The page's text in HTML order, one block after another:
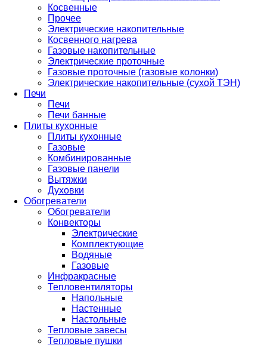
Косвенные
Прочее
Электрические накопительные
Косвенного нагрева
Газовые накопительные
Электрические проточные
Газовые проточные (газовые колонки)
Электрические накопительные (сухой ТЭН)
Печи
Печи
Печи банные
Плиты кухонные
Плиты кухонные
Газовые
Комбинированные
Газовые панели
Вытяжки
Духовки
Обогреватели
Обогреватели
Конвекторы
Электрические
Комплектующие
Водяные
Газовые
Инфракрасные
Тепловентиляторы
Напольные
Настенные
Настольные
Тепловые завесы
Тепловые пушки